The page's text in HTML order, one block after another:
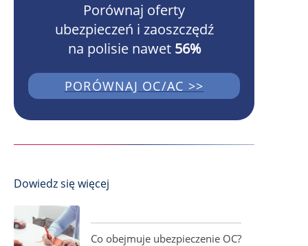
Porównaj oferty
ubezpieczeń i zaoszczędź
na polisie nawet 56%
PORÓWNAJ OC/AC >>
Dowiedz się więcej
Co obejmuje ubezpieczenie OC?